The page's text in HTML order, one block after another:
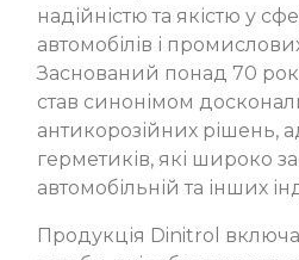
надійністю та якістю у
автомобілів і промислових
Заснований понад 70
став синонімом
антикорозійних рішень,
герметиків, які широко
автомобільній та інших
Продукція Dinitrol